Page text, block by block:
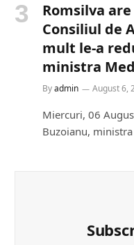
Romsilva
Consiliul de
mult le-a
ministra
Byadmin August 6,
Miercuri, 06
Buzoianu,